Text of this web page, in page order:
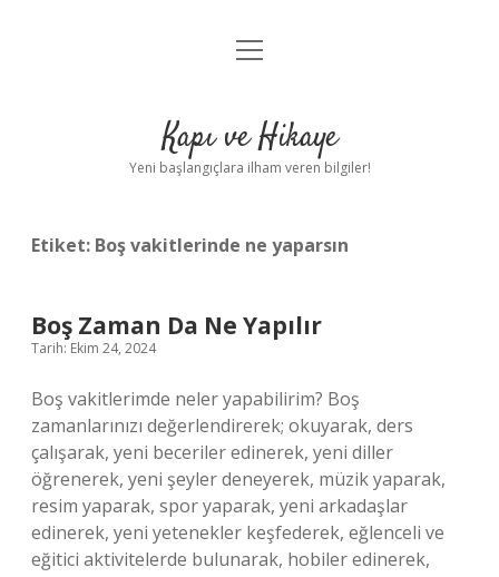
Anasayfa
Yasal Uyarı
menüyü
Kapı ve Hikaye
Yeni başlangıçlara ilham veren bilgiler!
Etiket: Boş vakitlerinde ne yaparsın
Boş Zaman Da Ne Yapılır
Tarih: Ekim 24, 2024
Boş vakitlerimde neler yapabilirim? Boş
zamanlarınızı değerlendirerek; okuyarak, ders
çalışarak, yeni beceriler edinerek, yeni diller
öğrenerek, yeni şeyler deneyerek, müzik yaparak,
resim yaparak, spor yaparak, yeni arkadaşlar
edinerek, yeni yetenekler keşfederek, eğlenceli ve
eğitici aktivitelerde bulunarak, hobiler edinerek,